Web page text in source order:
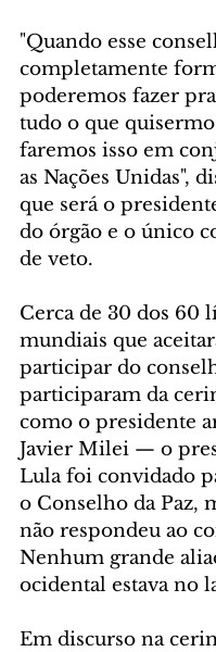
"Quando esse
completamente
poderemos fazer
tudo o que
faremos isso em
as Nações Unidas",
que será o
do órgão e o único
de veto.
Cerca de 30 dos 60
mundiais que
participar do
participaram da
como o presidente
Javier Milei — o
Lula foi convidado
o Conselho da Paz,
não respondeu ao
Nenhum grande
ocidental estava no
Em discurso na